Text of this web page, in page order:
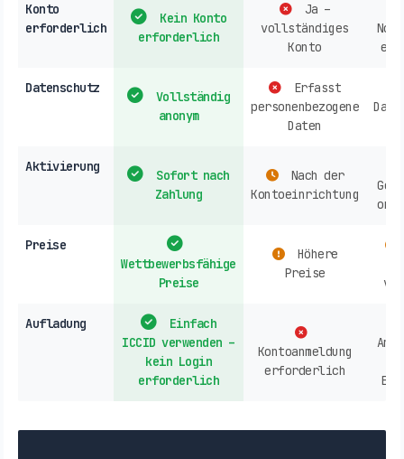
Konto
erforderlich
Kein Konto
erforderlich
Ja –
vollständiges
Konto
Datenschutz
Vollständig
anonym
Erfasst
personenbezogene
Daten
Aktivierung
Sofort nach
Zahlung
Nach der
Kontoeinrichtung
Preise
Wettbewerbsfähige
Preise
Höhere
Preise
Aufladung
Einfach
ICCID verwenden –
kein Login
erforderlich
Kontoanmeldung
erforderlich